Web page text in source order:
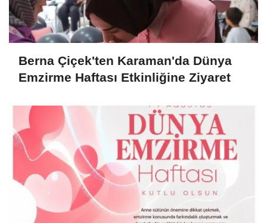
Berna Çiçek'ten Karaman'da Dünya
Emzirme Haftası Etkinliğine Ziyaret